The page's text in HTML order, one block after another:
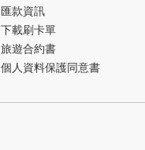
匯款資訊
下載刷卡單
旅遊合約書
個人資料保護同意書